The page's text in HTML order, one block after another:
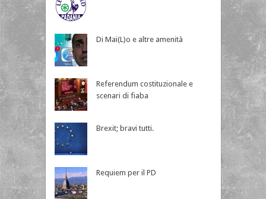
Di Mai(L)o e altre amenità
Referendum costituzionale e
scenari di fiaba
Brexit; bravi tutti.
Requiem per il PD